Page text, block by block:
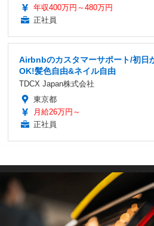
年収400万円～480万円
正社員
Airbnbのカスタマーサポート/初日
OK!髪色自由&ネイル自由
TDCX Japan株式会社
東京都
月給26万円～
正社員